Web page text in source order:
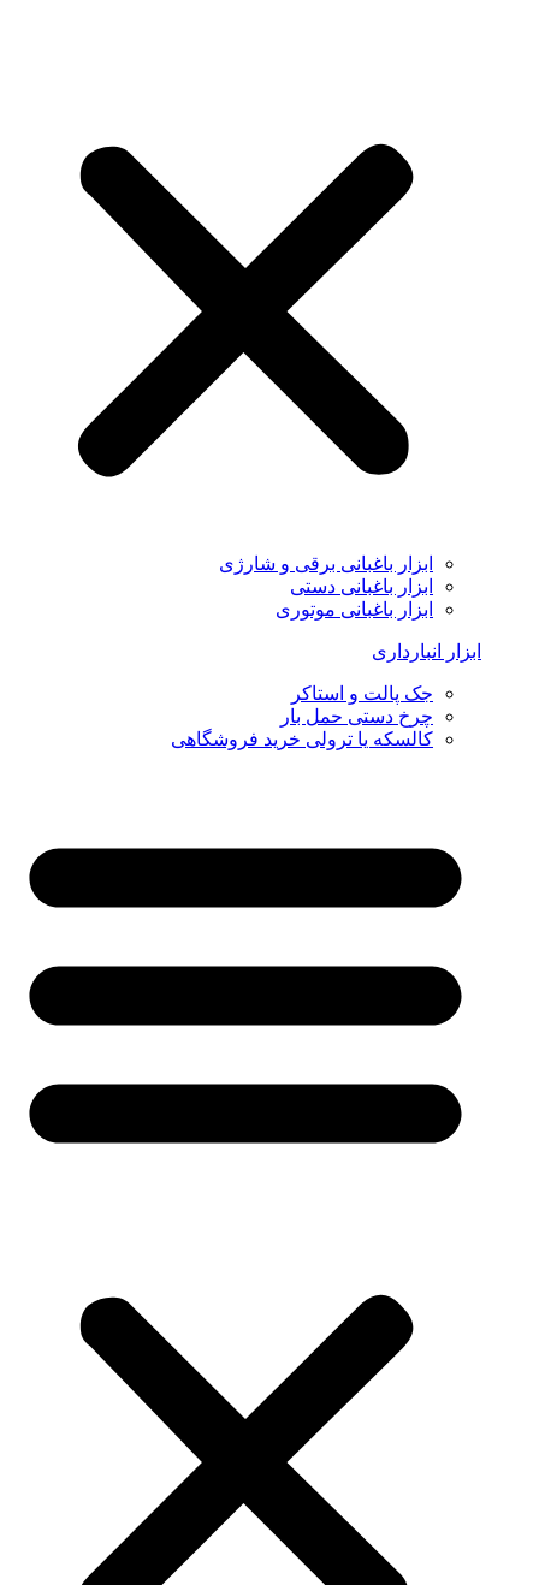
ابزار باغبانی برقی و شارژی
ابزار باغبانی دستی
ابزار باغبانی موتوری
ابزار انبارداری
جک پالت و استاکر
چرخ دستی حمل بار
کالسکه یا ترولی خرید فروشگاهی